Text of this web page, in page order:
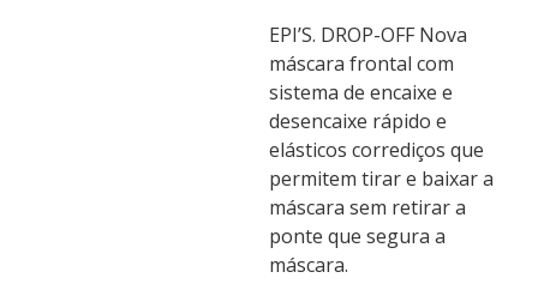
EPI’S. DROP-OFF Nova
máscara frontal com
sistema de encaixe e
desencaixe rápido e
elásticos corrediços que
permitem tirar e baixar a
máscara sem retirar a
ponte que segura a
máscara.